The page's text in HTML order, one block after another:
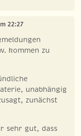
22:27
kommen zu
unabhängig
zunächst
sehr gut, dass